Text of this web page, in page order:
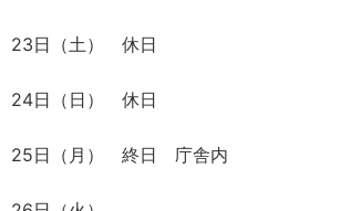
23日（土） 休日
24日（日） 休日
25日（月） 終日 庁舎内